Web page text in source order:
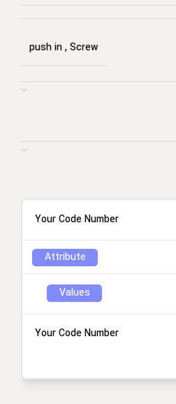
push in,Screw
Your Code Number
Attribute
Values
Your Code Number